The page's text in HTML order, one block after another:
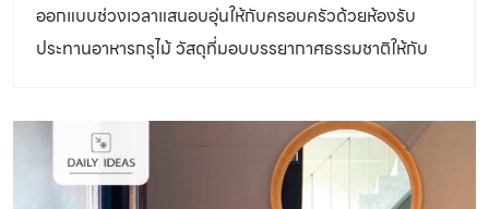
ออกแบบช่วงเวลาแสนอบอุ่นให้กับครอบครัวด้วยห้องรับ
ประทานอาหารกรุไม้ วัสดุที่มอบบรรยากาศธรรมชาติให้กับ